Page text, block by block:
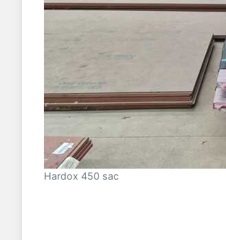
Hardox 450 sac